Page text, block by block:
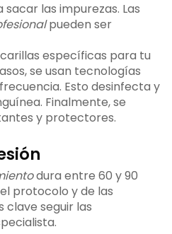
las impurezas. Las
pueden ser
específicas para tu
se usan tecnologías
Esto desinfecta y
Finalmente, se
y protectores.
dura entre 60 y 90
protocolo y de las
clave seguir las